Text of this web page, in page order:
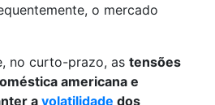
o mercado
no curto-prazo, as tensões
americana e
a volatilidade dos